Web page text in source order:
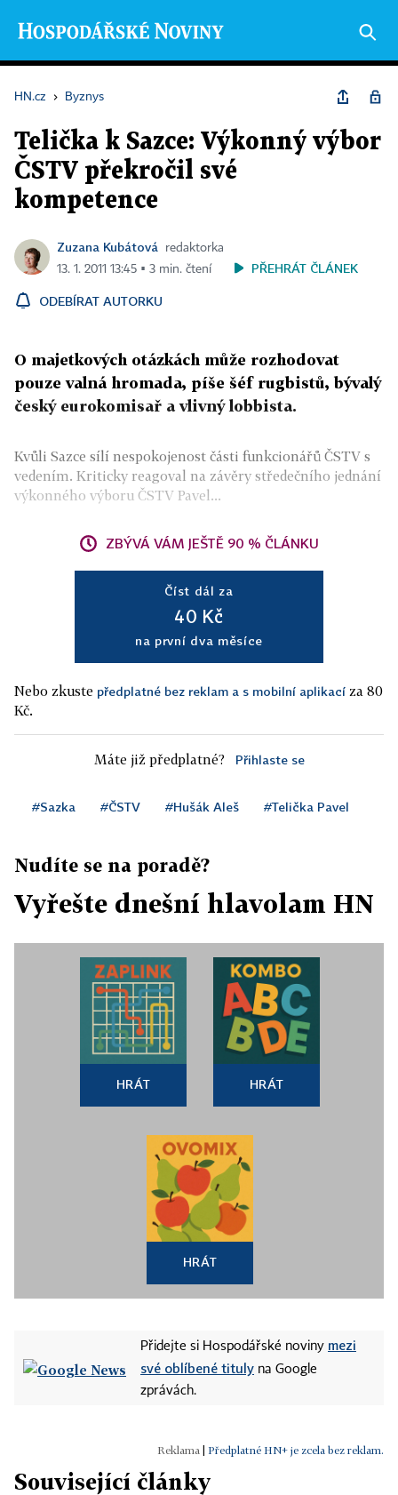
HN.cz › Byznys
Telička k Sazce: Výkonný výbor
ČSTV překročil své
kompetence
Zuzana Kubátová
redaktorka
13. 1. 2011 13:45 ▪ 3 min. čtení
PŘEHRÁT ČLÁNEK
ODEBÍRAT AUTORKU
O majetkových otázkách může rozhodovat
pouze valná hromada, píše šéf rugbistů, bývalý
český eurokomisař a vlivný lobbista.
Kvůli Sazce sílí nespokojenost části funkcionářů ČSTV s
vedením. Kriticky reagoval na závěry středečního jednání
výkonného výboru ČSTV Pavel...
ZBÝVÁ VÁM JEŠTĚ 90 % ČLÁNKU
Číst dál za
40 Kč
na první dva měsíce
Nebo zkuste předplatné bez reklam a s mobilní aplikací za 80
Kč.
Máte již předplatné? Přihlaste se
#Sazka #ČSTV #Hušák Aleš #Telička Pavel
Nudíte se na poradě?
Vyřešte dnešní hlavolam HN
HRÁT HRÁT
HRÁT
Přidejte si Hospodářské noviny mezi
své oblíbené tituly na Google
zprávách.
Předplatné HN+ je zcela bez reklam.
Související články